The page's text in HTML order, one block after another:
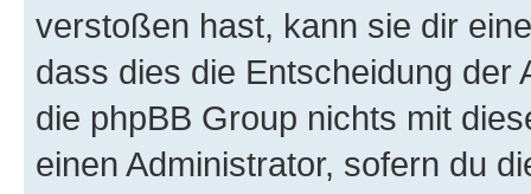
verstoßen hast, kann sie dir
dass dies die Entscheidung der
die phpBB Group nichts mit
einen Administrator, sofern du